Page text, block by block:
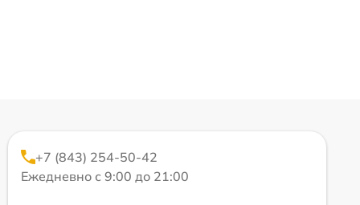
+7 (843) 254-50-42
Ежедневно с 9:00 до 21:00